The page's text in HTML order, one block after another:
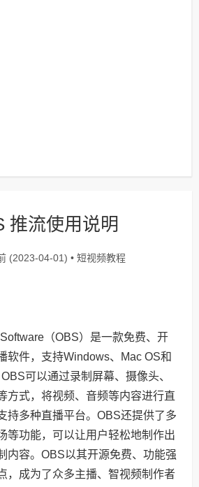
推流使用说明
(2023-04-01) • 短视频教程
（OBS）是一款免费、开
软件，支持Windows、Mac OS和
可以通过录制屏幕、摄像头、
方式，将视频、音频等内容进行直
持多种直播平台。OBS还提供了多
等功能，可以让用户轻松地制作出
内容。OBS以其开源免费、功能强
，成为了众多主播、智视频制作者